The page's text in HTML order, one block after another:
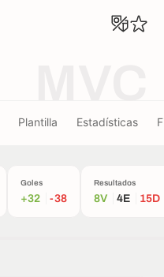
Plantilla Estadísticas
Goles
+32 -38
Resultados
8V 4E 15D